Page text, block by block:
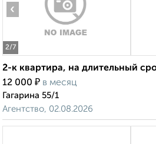
2/7
‹
2-к квартира, на длительный
12 000 ₽ в месяц
Гагарина 55/1
Агентство, 02.08.2026